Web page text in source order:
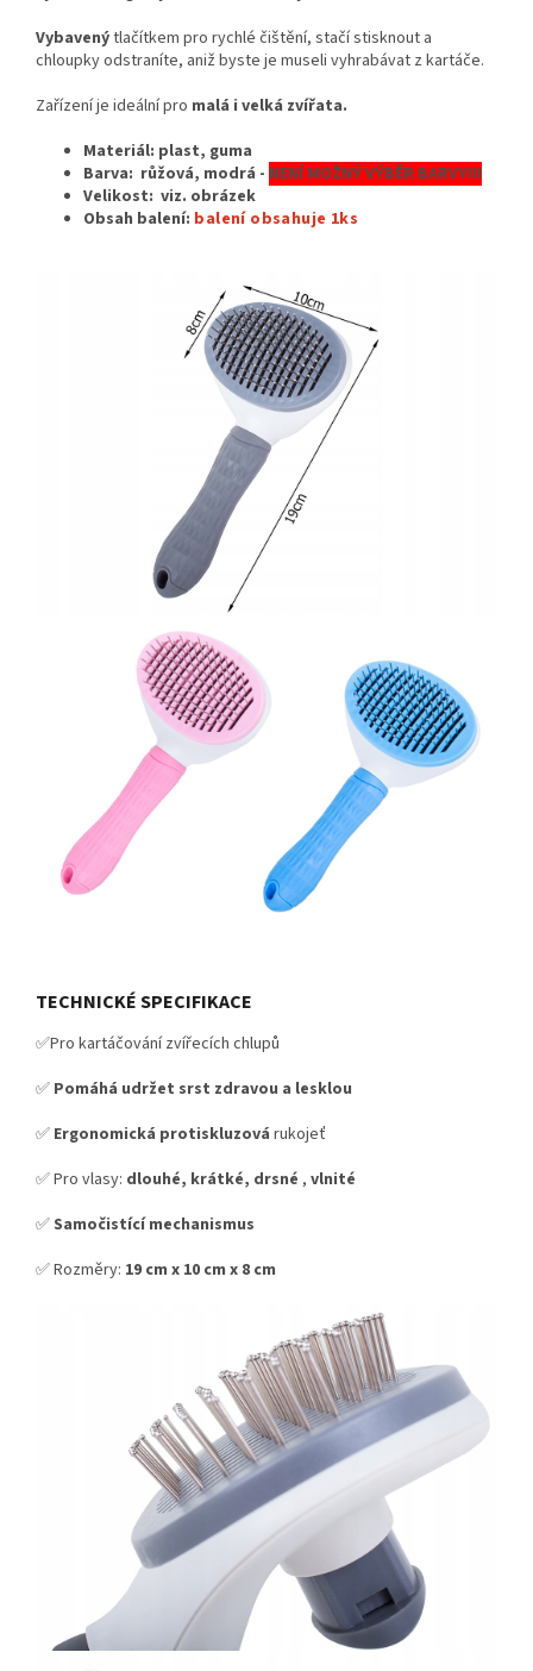
Vybavenýtlačítkem pro rychlé čištění, stačí stisknout a
chloupky odstraníte, aniž byste je museli vyhrabávat z kartáče.
Zařízení je ideální pro malá i velká zvířata.
Materiál: plast, guma
Barva: růžová, modrá - NENÍ MOŽNÝ VÝBĚR BARVY!!!
Velikost: viz. obrázek
Obsah balení: balení obsahuje 1ks
TECHNICKÉ SPECIFIKACE
✅Pro kartáčování zvířecích chlupů
✅ Pomáhá udržet srst zdravou a lesklou
✅ Ergonomická protiskluzová rukojeť
✅ Pro vlasy: dlouhé, krátké, drsné , vlnité
✅Samočistící mechanismus
✅ Rozměry: 19 cm x 10 cm x 8 cm